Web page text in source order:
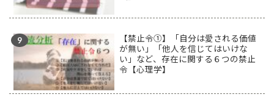
【禁止令①】「自分は愛される価値
が無い」「他人を信じてはいけな
い」など、存在に関する６つの禁止
令【心理学】